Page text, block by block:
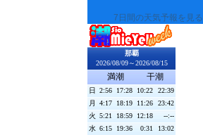
7日間の天気予報を見る